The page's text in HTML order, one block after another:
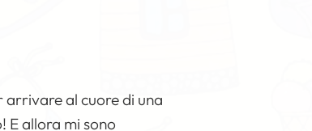
arrivare al cuore di una
E allora mi sono